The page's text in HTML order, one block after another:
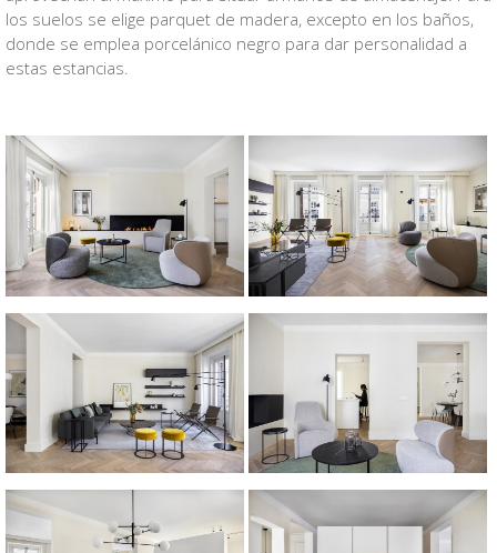
los suelos se elige parquet de madera, excepto en los baños,
donde se emplea porcelánico negro para dar personalidad a
estas estancias.